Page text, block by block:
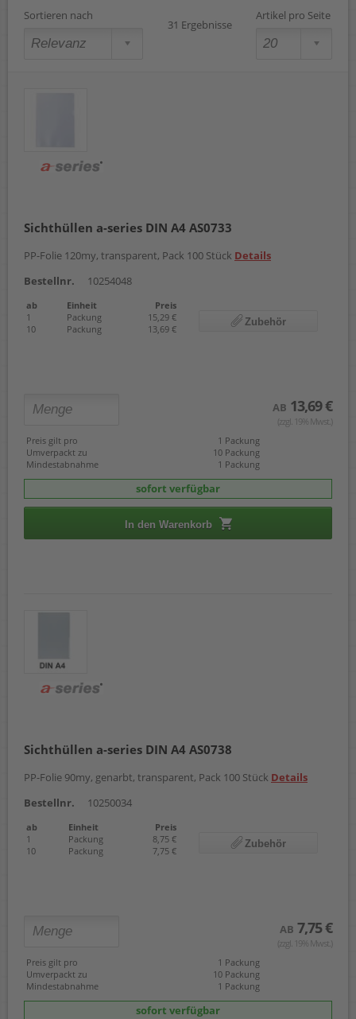
Sortieren nach
31 Ergebnisse
Artikel pro Seite
Sichthüllen a-series DIN A4 AS0733
PP-Folie 120my, transparent, Pack 100 Stück Details
Bestellnr.
10254048
ab Einheit
Preis
1
Packung
15,29 €
10
Packung 13,69 €
Zubehör
AB 13,69 €
(zzgl. 19% Mwst.)
Preis gilt pro
1 Packung
Umverpackt zu
10 Packung
Mindestabnahme
1 Packung
sofort verfügbar
In den Warenkorb
Sichthüllen a-series DIN A4 AS0738
PP-Folie 90my, genarbt, transparent, Pack 100 Stück Details
Bestellnr.
10250034
ab Einheit
Preis
1
Packung
8,75 €
10
Packung 7,75 €
Zubehör
AB 7,75 €
(zzgl. 19% Mwst.)
Preis gilt pro
1 Packung
Umverpackt zu
10 Packung
Mindestabnahme
1 Packung
sofort verfügbar